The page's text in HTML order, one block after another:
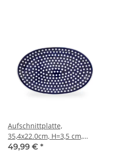
Aufschnittplatte,
35,4x22.0cm, H=3,5 cm,
Dekor 42
49,99 € *